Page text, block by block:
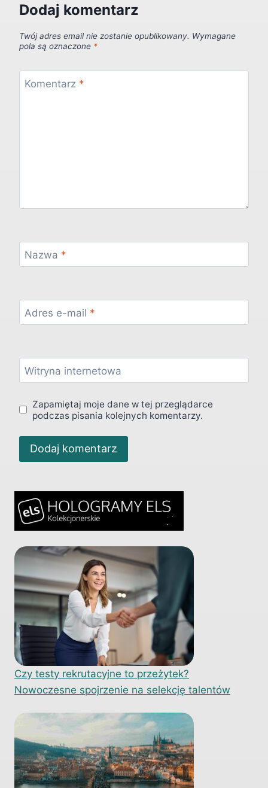
Dodaj komentarz
Twój adres email nie zostanie opublikowany. Wymagane
pola są oznaczone *
Komentarz *
Nazwa *
Adres e-mail *
Witryna internetowa
Zapamiętaj moje dane w tej przeglądarce
podczas pisania kolejnych komentarzy.
Czy testy rekrutacyjne to przeżytek?
Nowoczesne spojrzenie na selekcję talentów